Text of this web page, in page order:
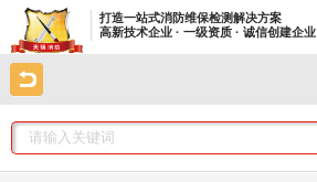
打造一站式消防维保检测解决方案
高新技术企业 · 一级资质 · 诚信创建企业